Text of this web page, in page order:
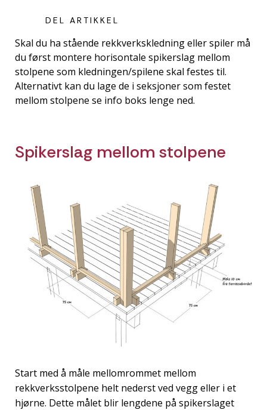
DEL ARTIKKEL
Skal du ha stående rekkverkskledning eller spiler må
du først montere horisontale spikerslag mellom
stolpene som kledningen/spilene skal festes til.
Alternativt kan du lage de i seksjoner som festet
mellom stolpene se info boks lenge ned.
Spikerslag mellom stolpene
Start med å måle mellomrommet mellom
rekkverksstolpene helt nederst ved vegg eller i et
hjørne. Dette målet blir lengdene på spikerslaget